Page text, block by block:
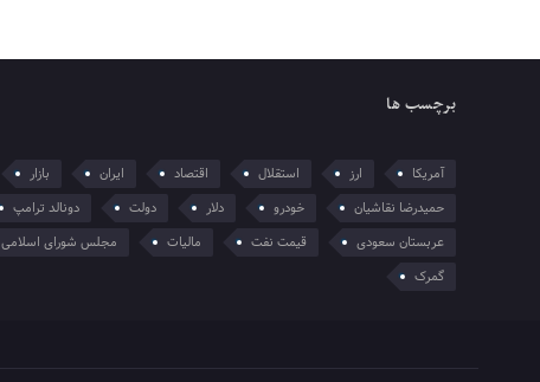
برچسب ها
آمریکا ارز استقلال اقتصاد ایران بازار
حمیدرضا نقاشیان
خودرو دلار دولت دونالد ترامپ
عربستان سعودی
قیمت نفت مالیات مجلس شورای اسلامی
گمرک